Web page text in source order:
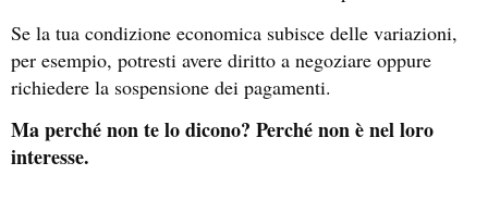
Se la tua condizione economica subisce delle variazioni,
per esempio, potresti avere diritto a negoziare oppure
richiedere la sospensione dei pagamenti.
Ma perché non te lo dicono? Perché non è nel loro
interesse.